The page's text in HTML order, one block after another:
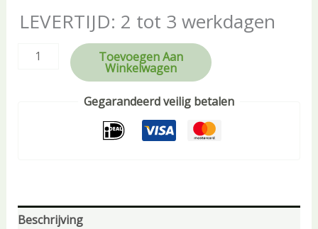
LEVERTIJD: 2 tot 3 werkdagen
Toevoegen Aan
Winkelwagen
Gegarandeerd veilig betalen
Beschrijving